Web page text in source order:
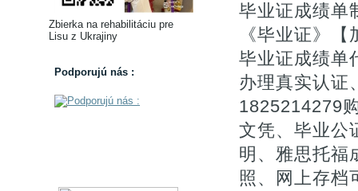
Zbierka na rehabilitáciu pre
Lisu z Ukrajiny
Podporujú nás :
毕业证成绩单
《毕业证》
毕业证成绩单
办理真实认证
1825214279
文凭、毕业公
明、雅思托福
照、网上存档